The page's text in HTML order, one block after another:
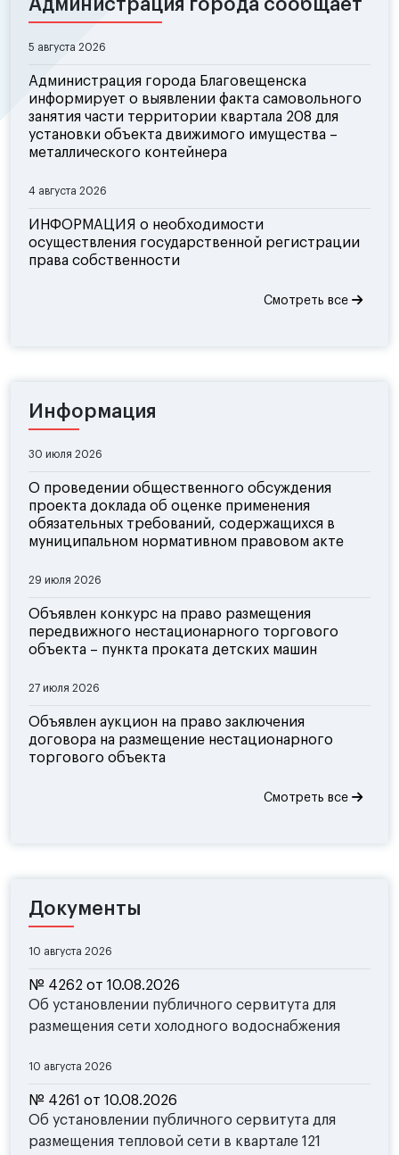
Администрация города сообщает
5 августа 2026
Администрация города Благовещенска
информирует о выявлении факта самовольного
занятия части территории квартала 208 для
установки объекта движимого имущества –
металлического контейнера
4 августа 2026
ИНФОРМАЦИЯ о необходимости
осуществления государственной регистрации
права собственности
Смотреть все
Информация
30 июля 2026
О проведении общественного обсуждения
проекта доклада об оценке применения
обязательных требований, содержащихся в
муниципальном нормативном правовом акте
29 июля 2026
Объявлен конкурс на право размещения
передвижного нестационарного торгового
объекта – пункта проката детских машин
27 июля 2026
Объявлен аукцион на право заключения
договора на размещение нестационарного
торгового объекта
Смотреть все
Документы
10 августа 2026
№ 4262 от 10.08.2026
Об установлении публичного сервитута для
размещения сети холодного водоснабжения
10 августа 2026
№ 4261 от 10.08.2026
Об установлении публичного сервитута для
размещения тепловой сети в квартале 121